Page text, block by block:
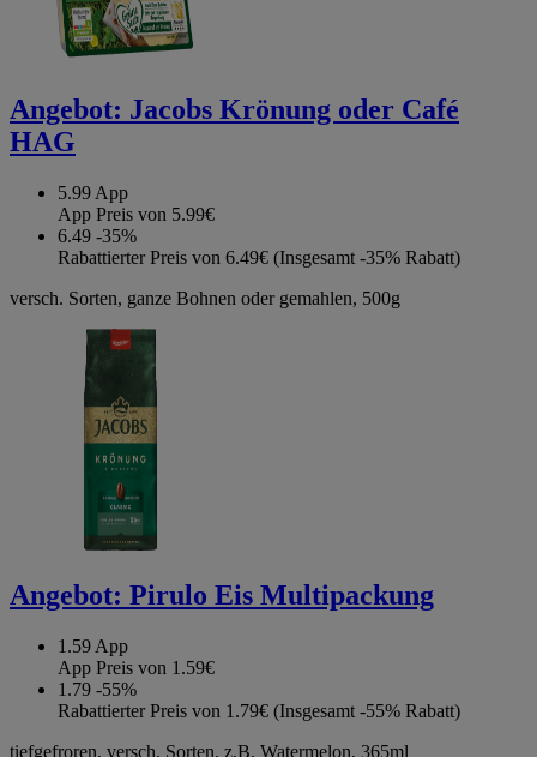
Angebot: Jacobs Krönung oder Café
HAG
5.99 App
App Preis von 5.99€
6.49 -35%
Rabattierter Preis von 6.49€ (Insgesamt -35% Rabatt)
versch. Sorten, ganze Bohnen oder gemahlen, 500g
Angebot: Pirulo Eis Multipackung
1.59 App
App Preis von 1.59€
1.79 -55%
Rabattierter Preis von 1.79€ (Insgesamt -55% Rabatt)
tiefgefroren, versch. Sorten, z.B. Watermelon, 365ml